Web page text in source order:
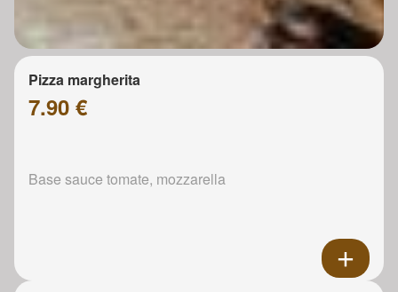
Pizza margherita
7.90 €
Base sauce tomate, mozzarella